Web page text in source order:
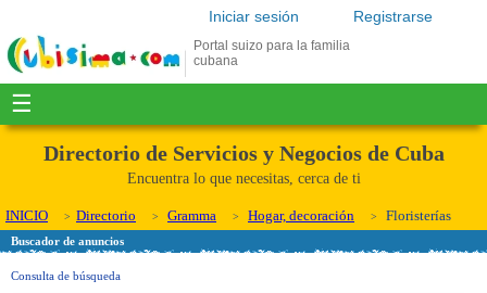
Registrarse
Iniciar sesión
Portal suizo para la familia
cubana
☰
Directorio de Servicios y Negocios de Cuba
Encuentra lo que necesitas, cerca de ti
INICIO Directorio Gramma Hogar, decoración Floristerías
Buscador de anuncios
Consulta de búsqueda